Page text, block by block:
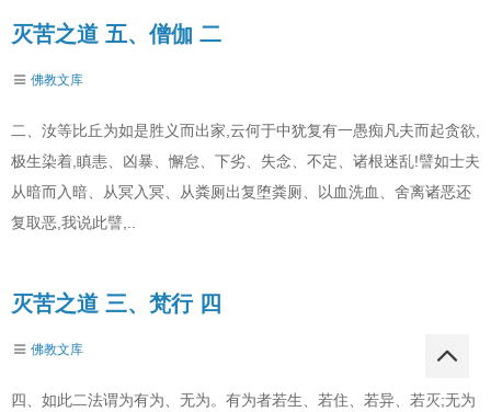
灭苦之道 五、僧伽 二
佛教文库
二、汝等比丘为如是胜义而出家,云何于中犹复有一愚痴凡夫而起贪欲,
极生染着,瞋恚、凶暴、懈怠、下劣、失念、不定、诸根迷乱!譬如士夫
从暗而入暗、从冥入冥、从粪厕出复堕粪厕、以血洗血、舍离诸恶还
复取恶,我说此譬,..
灭苦之道 三、梵行 四
佛教文库
四、如此二法谓为有为、无为。有为者若生、若住、若异、若灭;无为